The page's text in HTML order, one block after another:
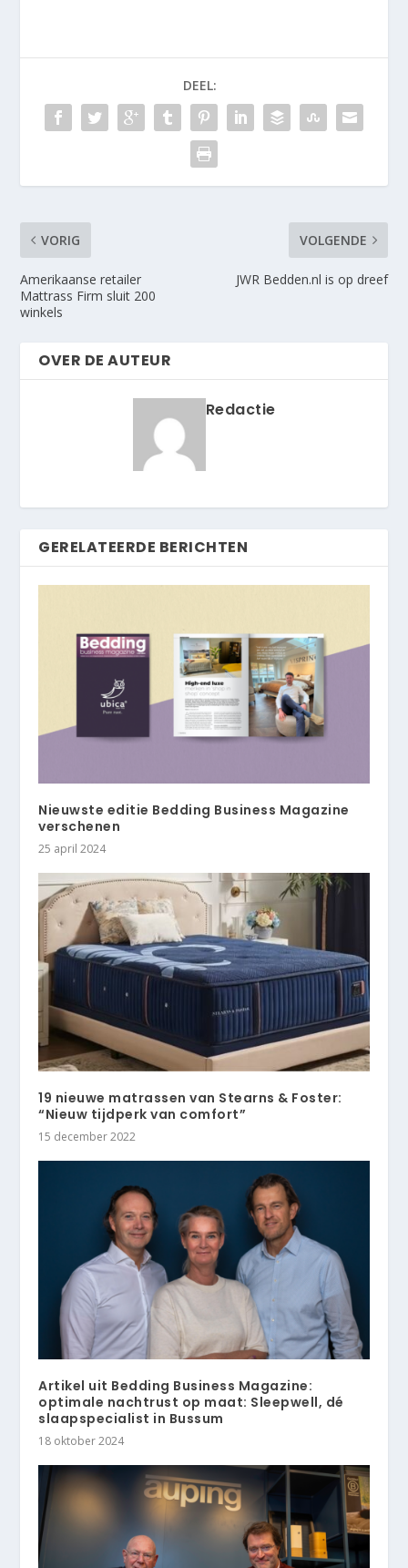
DEEL:
VORIG
Amerikaanse retailer
Mattrass Firm sluit 200
winkels
VOLGENDE
JWR Bedden.nl is op dreef
OVER DE AUTEUR
Redactie
GERELATEERDE BERICHTEN
Nieuwste editie Bedding Business Magazine
verschenen
25 april 2024
19 nieuwe matrassen van Stearns & Foster:
“Nieuw tijdperk van comfort”
15 december 2022
Artikel uit Bedding Business Magazine:
optimale nachtrust op maat: Sleepwell, dé
slaapspecialist in Bussum
18 oktober 2024